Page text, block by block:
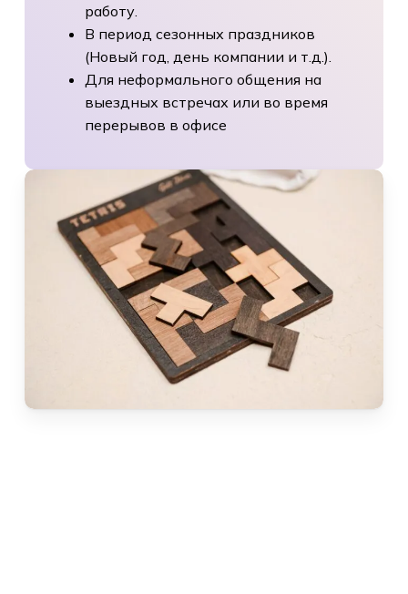
работу.
В период сезонных праздников
(Новый год, день компании и т.д.).
Для неформального общения на
выездных встречах или во время
перерывов в офисе